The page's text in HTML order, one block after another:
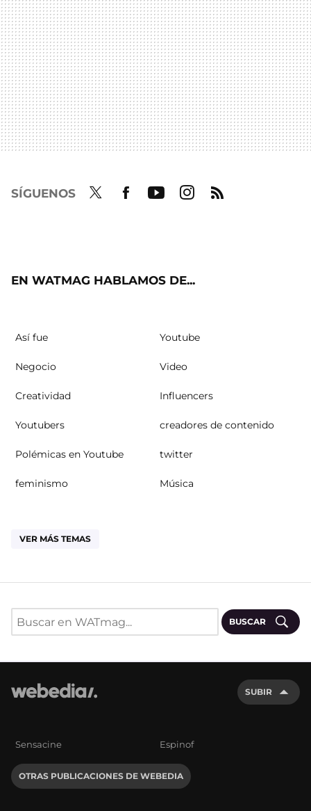
SÍGUENOS
EN WATMAG HABLAMOS DE...
Así fue Youtube
Negocio Video
Creatividad Influencers
Youtubers creadores de contenido
Polémicas en Youtube twitter
feminismo Música
VER MÁS TEMAS
BUSCAR
SUBIR
Sensacine Espinof
OTRAS PUBLICACIONES DE WEBEDIA